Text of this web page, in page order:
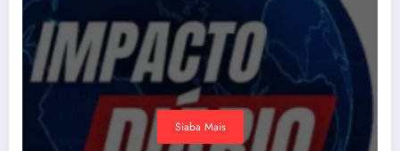
Siaba Mais